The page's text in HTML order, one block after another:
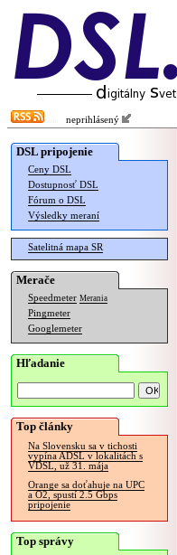
neprihlásený
DSL pripojenie
Ceny DSL
Dostupnosť DSL
Fórum o DSL
Výsledky meraní
Satelitná mapa SR
Merače
Speedmeter Merania
Pingmeter
Googlemeter
Hľadanie
Top články
Na Slovensku sa v tichosti
vypína ADSL v lokalitách s
VDSL, už 31. mája
Orange sa doťahuje na UPC
a O2, spustí 2.5 Gbps
pripojenie
Top správy